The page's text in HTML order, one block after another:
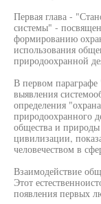
Первая глава -
системы" -
формированию
использования
природоохранной
В первом
выявления
определения
природоохранного
общества и природы
цивилизации,
человечеством в
Взаимодействие
Этот
появления первых